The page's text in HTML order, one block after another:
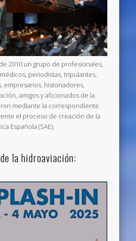
2010 un grupo de profesionales,
periodistas, tripulantes,
empresarios, historiadores,
amigos y aficionados de la
mediante la correspondiente
el proceso de creación de la
Española (SAE).
la hidroaviación: